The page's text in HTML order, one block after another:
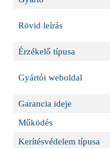
Rövid leírás
Érzékelő típusa
Gyártói weboldal
Garancia ideje
Működés
Kerítésvédelem típusa